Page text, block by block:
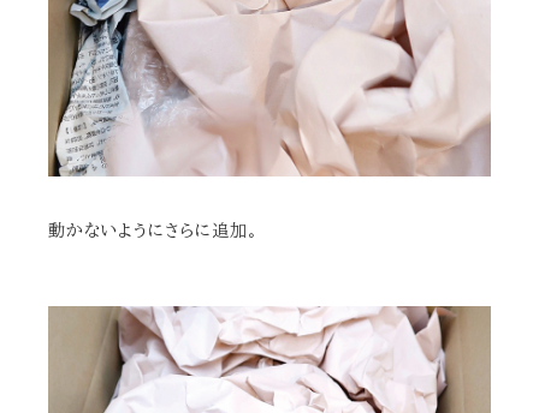
動かないようにさらに追加。